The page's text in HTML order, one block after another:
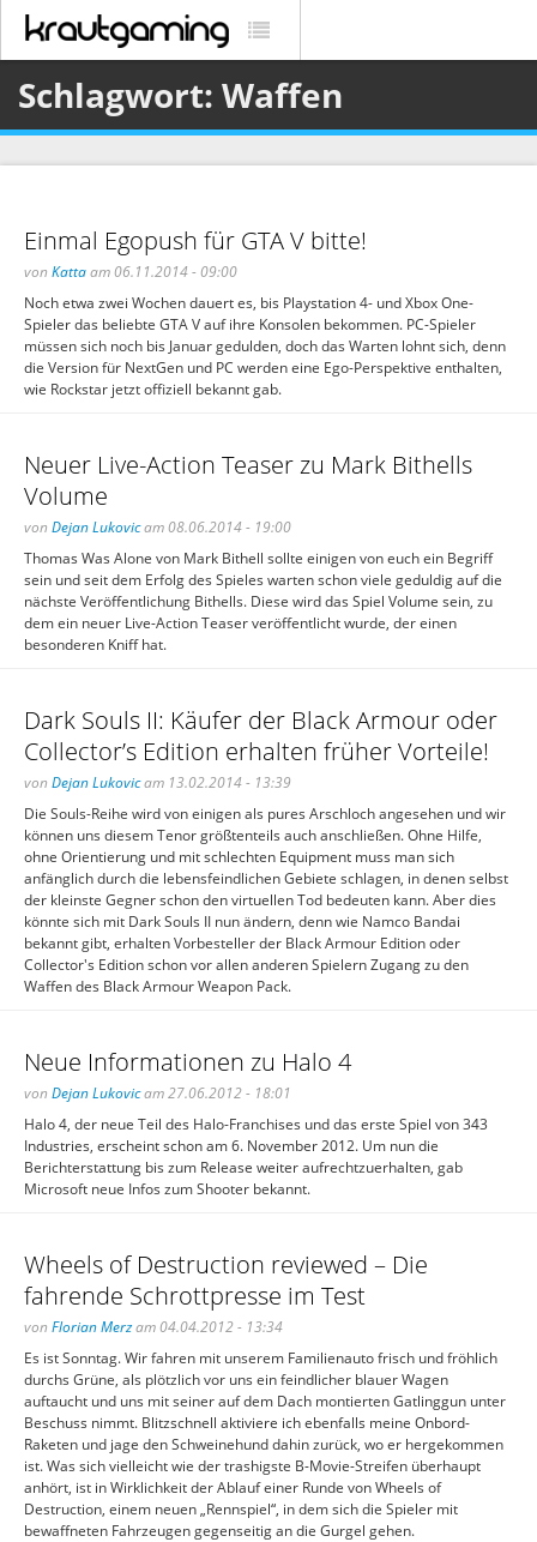
Schlagwort: Waffen
Einmal Egopush für GTA V bitte!
von Kattaam 06.11.2014 - 09:00
Noch etwa zwei Wochen dauert es, bis Playstation 4- und Xbox One-
Spieler das beliebte GTA V auf ihre Konsolen bekommen. PC-Spieler
müssen sich noch bis Januar gedulden, doch das Warten lohnt sich, denn
die Version für NextGen und PC werden eine Ego-Perspektive enthalten,
wie Rockstar jetzt offiziell bekannt gab.
Neuer Live-Action Teaser zu Mark Bithells
Volume
von Dejan Lukovicam 08.06.2014 - 19:00
Thomas Was Alone von Mark Bithell sollte einigen von euch ein Begriff
sein und seit dem Erfolg des Spieles warten schon viele geduldig auf die
nächste Veröffentlichung Bithells. Diese wird das Spiel Volume sein, zu
dem ein neuer Live-Action Teaser veröffentlicht wurde, der einen
besonderen Kniff hat.
Dark Souls II: Käufer der Black Armour oder
Collector’s Edition erhalten früher Vorteile!
von Dejan Lukovicam 13.02.2014 - 13:39
Die Souls-Reihe wird von einigen als pures Arschloch angesehen und wir
können uns diesem Tenor größtenteils auch anschließen. Ohne Hilfe,
ohne Orientierung und mit schlechten Equipment muss man sich
anfänglich durch die lebensfeindlichen Gebiete schlagen, in denen selbst
der kleinste Gegner schon den virtuellen Tod bedeuten kann. Aber dies
könnte sich mit Dark Souls II nun ändern, denn wie Namco Bandai
bekannt gibt, erhalten Vorbesteller der Black Armour Edition oder
Collector's Edition schon vor allen anderen Spielern Zugang zu den
Waffen des Black Armour Weapon Pack.
Neue Informationen zu Halo 4
von Dejan Lukovicam 27.06.2012 - 18:01
Halo 4, der neue Teil des Halo-Franchises und das erste Spiel von 343
Industries, erscheint schon am 6. November 2012. Um nun die
Berichterstattung bis zum Release weiter aufrechtzuerhalten, gab
Microsoft neue Infos zum Shooter bekannt.
Wheels of Destruction reviewed – Die
fahrende Schrottpresse im Test
von Florian Merzam 04.04.2012 - 13:34
Es ist Sonntag. Wir fahren mit unserem Familienauto frisch und fröhlich
durchs Grüne, als plötzlich vor uns ein feindlicher blauer Wagen
auftaucht und uns mit seiner auf dem Dach montierten Gatlinggun unter
Beschuss nimmt. Blitzschnell aktiviere ich ebenfalls meine Onbord-
Raketen und jage den Schweinehund dahin zurück, wo er hergekommen
ist. Was sich vielleicht wie der trashigste B-Movie-Streifen überhaupt
anhört, ist in Wirklichkeit der Ablauf einer Runde von Wheels of
Destruction, einem neuen „Rennspiel“, in dem sich die Spieler mit
bewaffneten Fahrzeugen gegenseitig an die Gurgel gehen.